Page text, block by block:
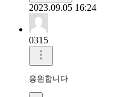
2023.09.05 16:24
0315
응원합니다